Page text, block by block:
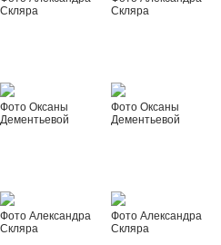
Скляра
Скляра
Фото Оксаны
Дементьевой
Фото Оксаны
Дементьевой
Фото Александра
Скляра
Фото Александра
Скляра